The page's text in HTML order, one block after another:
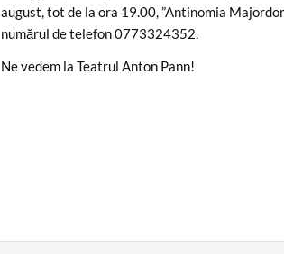
august, tot de la ora 19.00, ”Antinomia
numărul de telefon 0773324352.
Ne vedem la Teatrul Anton Pann!